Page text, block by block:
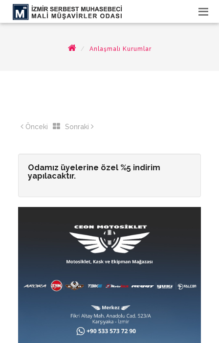
Anlaşmalı Kurumlar
Önceki Sonraki
Odamız üyelerine özel %5 indirim
yapılacaktır.